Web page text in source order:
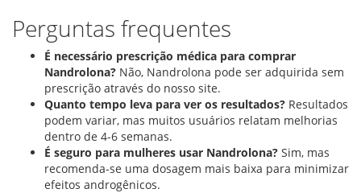
Perguntas frequentes
É necessário prescrição médica para comprar
Nandrolona? Não, Nandrolona pode ser adquirida sem
prescrição através do nosso site.
Quanto tempo leva para ver os resultados? Resultados
podem variar, mas muitos usuários relatam melhorias
dentro de 4-6 semanas.
É seguro para mulheres usar Nandrolona? Sim, mas
recomenda-se uma dosagem mais baixa para minimizar
efeitos androgênicos.